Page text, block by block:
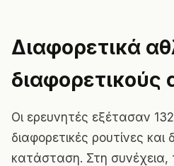
Διαφορετικά
Οι ερευνητές εξέτασαν
διαφορετικές ρουτίνες και
κατάσταση. Στη συνέχεια,